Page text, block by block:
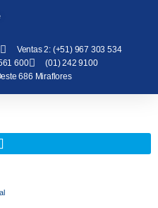
Ventas 2: (+51) 967 303 534
600
(01) 242 9100
686 Miraflores